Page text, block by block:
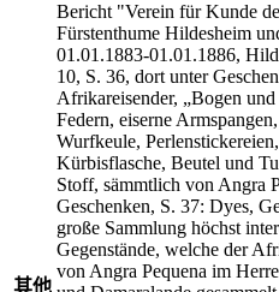
其他
Bericht "Verein für Kunde
Fürstenthume Hildesheim
01.01.1883-01.01.1886,
10, S. 36, dort unter
Afrikareisender, „Bogen
Federn, eiserne
Wurfkeule,
Kürbisflasche, Beutel und
Stoff, sämmtlich von Angra
Geschenken, S. 37: Dyes,
große Sammlung höchst
Gegenstände, welche der
von Angra Pequena im